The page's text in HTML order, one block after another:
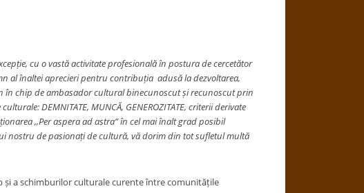
cu o vastă activitate profesională în postura de cercetător
al înaltei aprecieri pentru contribuția adusă la dezvoltarea,
în chip de ambasador cultural binecunoscutșirecunoscut prin
DEMNITATE, MUNCĂ, GENEROZITATE, criterii derivate
,,Per aspera ad astra” în cel mai înalt grad posibil
nostru de pasionați de cultură, vă dorim din tot sufletul multă
și a schimburilor culturale curente între comunitățile